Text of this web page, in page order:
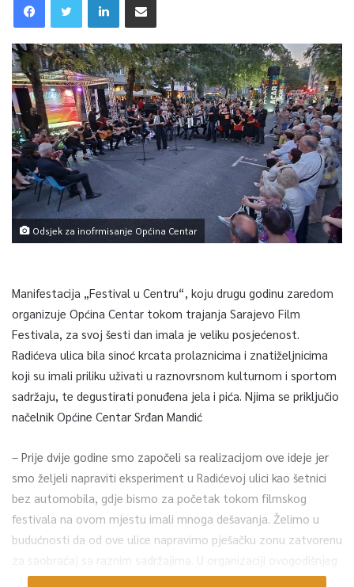
Odsjek za inofrmisanje Općina Centar
Manifestacija „Festival u Centru“, koju drugu godinu zaredom
organizuje Općina Centar tokom trajanja Sarajevo Film
Festivala, za svoj šesti dan imala je veliku posjećenost.
Radićeva ulica bila sinoć krcata prolaznicima i znatiželjnicima
koji su imali priliku uživati u raznovrsnom kulturnom i sportom
sadržaju, te degustirati ponuđena jela i pića. Njima se priključio
načelnik Općine Centar Srđan Mandić
– Prije dvije godine smo započeli sa realizacijom ove ideje jer
smo željeli napraviti eksperiment u Radićevoj ulici kao šetnici
bez automobila, gdje bismo za početak tokom filmskog
festivala na ovom mjestu imali mnoga dešavanja. Želimo u
budućnosti da od ove ulice napravimo pješačku zonu zatvorenu
za saobraćaj sa raznim sadržajima. U organizaciji ovogodišnjeg
festivala ove godine su nam veliku podršku pružili naša dva